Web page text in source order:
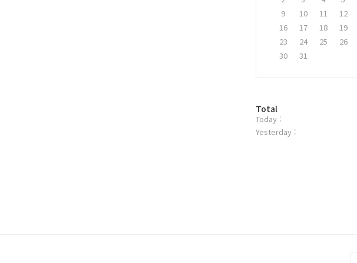
9
10 11 12
16
17 18 19
23
24 25 26
30
31
방
문
자
Total
Today :
Yesterday :